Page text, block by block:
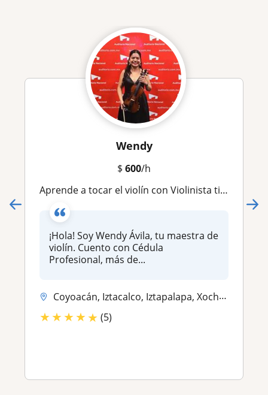
Wendy
$ 600/h
Aprende a tocar el violín con Violinista titulada de la Escuela Superior de Música del INBA
¡Hola! Soy Wendy Ávila, tu maestra de
violín. Cuento con Cédula
Profesional, más de...
Coyoacán, Iztacalco, Iztapalapa, Xochimilco
★★★★★ (5)